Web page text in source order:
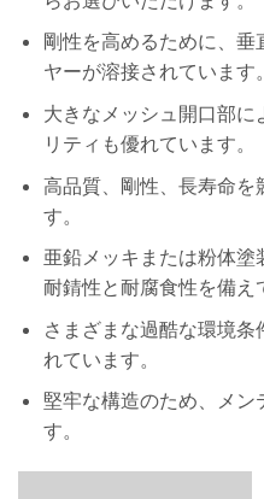
剛性を高めるために、垂
ヤーが溶接されています。
大きなメッシュ開口部に
リティも優れています。
高品質、剛性、長寿命を
す。
亜鉛メッキまたは粉体塗
耐錆性と耐腐食性を備え
さまざまな過酷な環境
れています。
堅牢な構造のため、メン
す。